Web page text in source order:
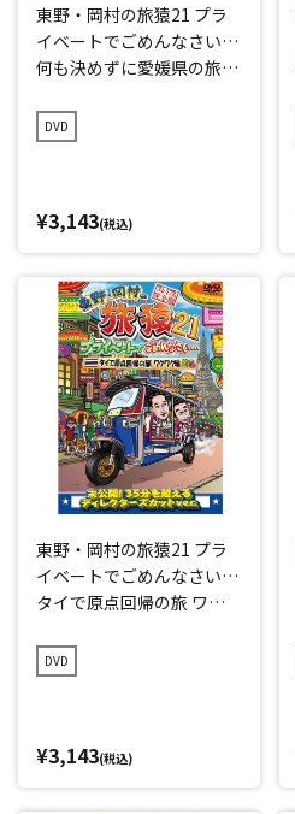
東野・岡村の旅猿21 プラ
イベートでごめんなさい…
何も決めずに愛媛県の旅
DVD
¥3,143(税込)
東野・岡村の旅猿21 プラ
イベートでごめんなさい…
タイで原点回帰の旅 ワク
DVD
¥3,143(税込)